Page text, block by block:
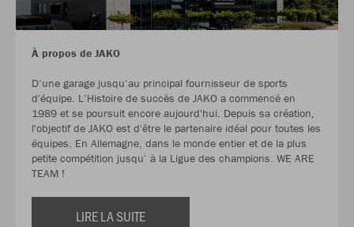
À propos de JAKO
D‘une garage jusqu‘au principal fournisseur de sports
d'équipe. L’Histoire de succès de JAKO a commencé en
1989 et se poursuit encore aujourd'hui. Depuis sa création,
l'objectif de JAKO est d'être le partenaire idéal pour toutes les
équipes. En Allemagne, dans le monde entier et de la plus
petite compétition jusqu‘ à la Ligue des champions. WE ARE
TEAM !
LIRE LA SUITE